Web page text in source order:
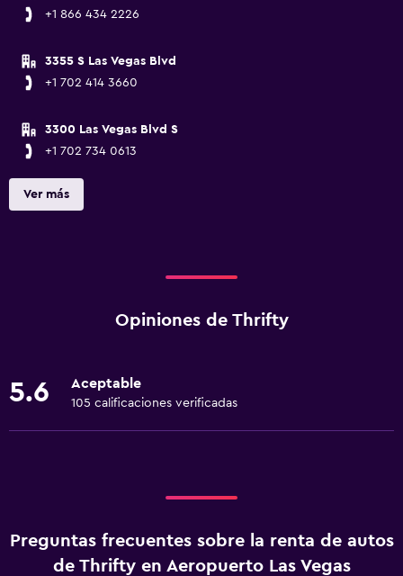
+1 866 434 2226
3355 S Las Vegas Blvd
+1 702 414 3660
3300 Las Vegas Blvd S
+1 702 734 0613
Ver más
Opiniones de Thrifty
5.6 Aceptable
105 calificaciones verificadas
Preguntas frecuentes sobre la renta de autos
de Thrifty en Aeropuerto Las Vegas